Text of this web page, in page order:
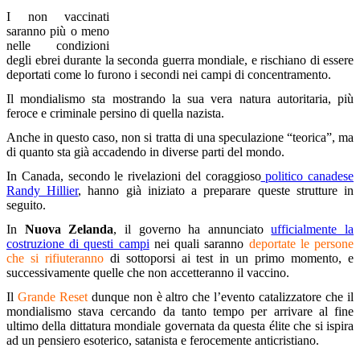
I non vaccinati
saranno più o meno
nelle condizioni
degli ebrei durante la seconda guerra mondiale, e rischiano di essere
deportati come lo furono i secondi nei campi di concentramento.
Il mondialismo sta mostrando la sua vera natura autoritaria, più
feroce e criminale persino di quella nazista.
Anche in questo caso, non si tratta di una speculazione “teorica”, ma
di quanto sta già accadendo in diverse parti del mondo.
In Canada, secondo le rivelazioni del coraggiosopolitico canadese
Randy Hillier, hanno già iniziato a preparare queste strutture in
seguito.
In Nuova Zelanda, il governo ha annunciatoufficialmente la
costruzione di questi campi nei quali saranno deportate le persone
che si rifiuterannodi sottoporsi ai test in un primo momento, e
successivamente quelle che non accetteranno il vaccino.
Il Grande Resetdunque non è altro che l’evento catalizzatore che il
mondialismo stava cercando da tanto tempo per arrivare al fine
ultimo della dittatura mondiale governata da questa élite che si ispira
ad un pensiero esoterico, satanista e ferocemente anticristiano.